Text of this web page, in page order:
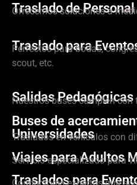
Traslado de Personal
Ofrecemos soluciones a
Traslado para
Perfectos para bodas,
scout, etc.
Salidas Pedagógicas
Nuestros buses cumplen
Buses de
Universidades
Traslados en vehículos con
Viajes para Adultos
Servicio especializado para
Traslados para